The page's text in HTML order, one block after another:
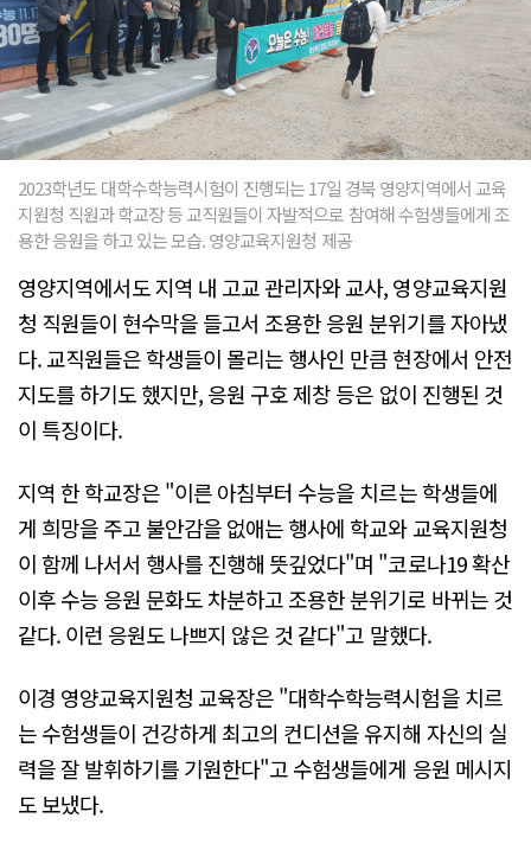
2023학년도 대학수학능력시험이 진행되는 17일 경북 영양지역에서 교육
지원청 직원과 학교장 등 교직원들이 자발적으로 참여해 수험생들에게 조
용한 응원을 하고 있는 모습. 영양교육지원청 제공
영양지역에서도 지역 내 고교 관리자와 교사, 영양교육지원
청 직원들이 현수막을 들고서 조용한 응원 분위기를 자아냈
다. 교직원들은 학생들이 몰리는 행사인 만큼 현장에서 안전
지도를 하기도 했지만, 응원 구호 제창 등은 없이 진행된 것
이 특징이다.
지역 한 학교장은 "이른 아침부터 수능을 치르는 학생들에
게 희망을 주고 불안감을 없애는 행사에 학교와 교육지원청
이 함께 나서서 행사를 진행해 뜻깊었다"며 "코로나19 확산
이후 수능 응원 문화도 차분하고 조용한 분위기로 바뀌는 것
같다. 이런 응원도 나쁘지 않은 것 같다"고 말했다.
이경 영양교육지원청 교육장은 "대학수학능력시험을 치르
는 수험생들이 건강하게 최고의 컨디션을 유지해 자신의 실
력을 잘 발휘하기를 기원한다"고 수험생들에게 응원 메시지
도 보냈다.